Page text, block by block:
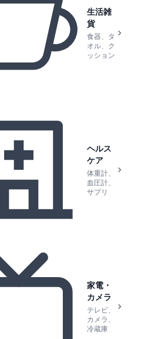
生活雑
貨
食器、タ
オル、ク
ッション
ヘルス
ケア
体重計、
血圧計、
サプリ
家電・
カメラ
テレビ、
カメラ、
冷蔵庫